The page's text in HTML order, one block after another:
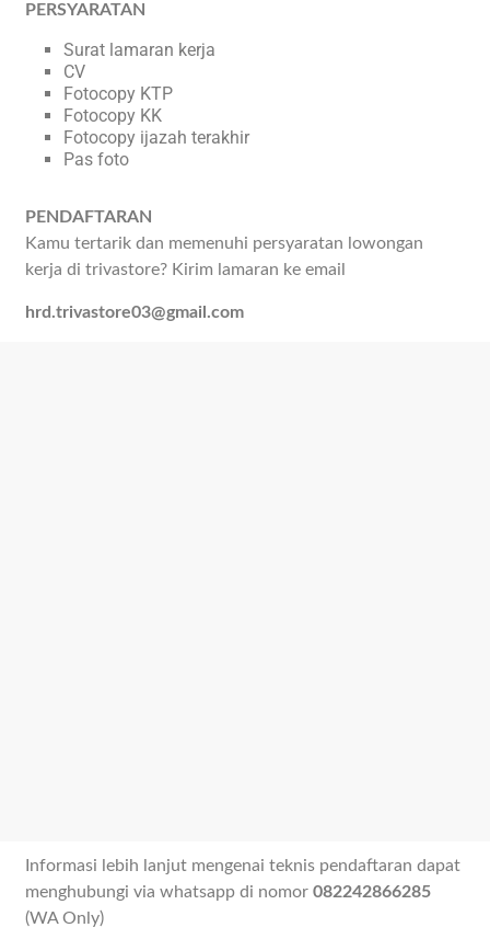
PERSYARATAN
Surat lamaran kerja
CV
Fotocopy KTP
Fotocopy KK
Fotocopy ijazah terakhir
Pas foto
PENDAFTARAN
Kamu tertarik dan memenuhi persyaratan lowongan
kerja di trivastore? Kirim lamaran ke email
hrd.trivastore03@gmail.com
Informasi lebih lanjut mengenai teknis pendaftaran dapat
menghubungi via whatsapp di nomor082242866285
(WA Only)